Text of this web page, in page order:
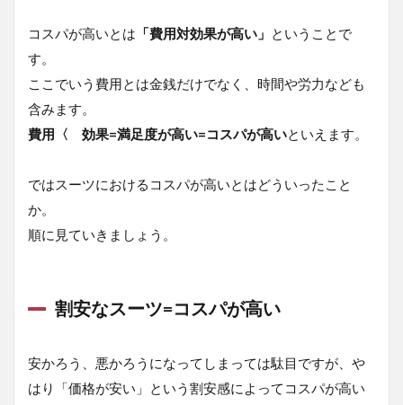
1.3.3
5%OFF
ク予
約」
スー
トが
スー
ツシ
ある
理由
コスパが高いとは 「費用対効果が高い」 ということで
す。
ここでいう費用とは金銭だけでなく、時間や労力なども
含みます。
費用〈 効果=満足度が高い=コスパが高いといえます。
ではスーツにおけるコスパが高いとはどういったこと
か。
順に見ていきましょう。
割安なスーツ=コスパが高い
安かろう、悪かろうになってしまっては駄目ですが、や
はり「価格が安い」という割安感によってコスパが高い